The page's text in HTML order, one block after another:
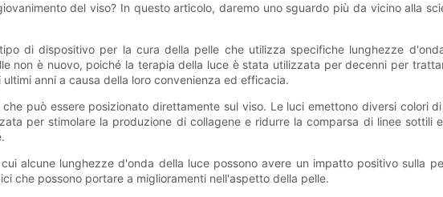
del viso? In questo articolo, daremo uno sguardo più da vicino alla
di dispositivo per la cura della pelle che utilizza specifiche lunghezze
non è nuovo, poiché la terapia della luce è stata utilizzata per decenni per
anni a causa della loro convenienza ed efficacia.
può essere posizionato direttamente sul viso. Le luci emettono diversi colori
per stimolare la produzione di collagene e ridurre la comparsa di linee sottili
alcune lunghezze d'onda della luce possono avere un impatto positivo sulla
che possono portare a miglioramenti nell'aspetto della pelle.